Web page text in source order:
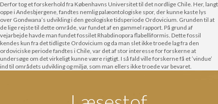
Derfor tog et forskerhold fra Københavns Universitet til det nordlige Chile. Her, langt
oppe i Andesbjergene, fandtes nemlig palæontologiske spor, der kunne kaste lys
over Gondwana’s udvikling i den geologiske tidsperiode Ordovicium. Grunden til at
de lige rejste til dette område, var fundet af en gammel rapport. På grund af
vejarbejde havde man fundet fossilet Rhabdinopora flabelliformis. Dette fossil
kendes kun fra det tidligste Ordovicium og da man slet ikke troede lag fra den
ordoviciske periode fandtes i Chile, var det af stor interesse for forskerne at
undersøge om det virkeligt kunne være rigtigt. I så fald ville forskerne få et ’vindue’
ind til områdets udvikling og miljø, som man ellers ikke troede var bevaret.